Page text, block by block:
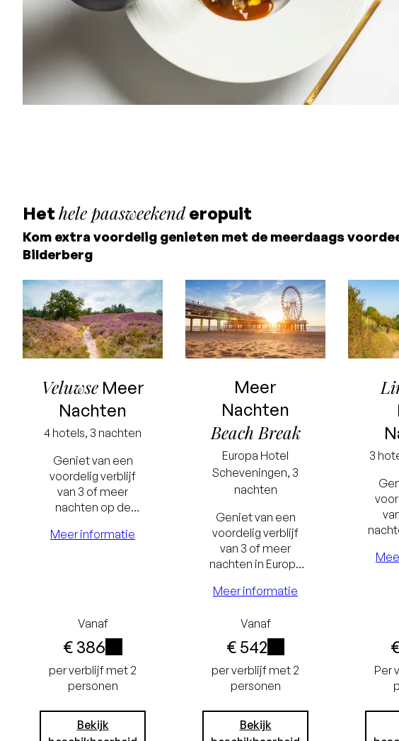
Laagste prijsgarantie
Gratis annuleren tot
24 uur voor aankomst
Het hele paasweekenderopuit
Kom extra voordelig genieten met de meerdaags
Bilderberg
VeluwseMeer
Nachten
4 hotels, 3 nachten
Geniet van een
voordelig verblijf
van 3 of meer
nachten op de
het verblijf, hoe
Meer informatie
Vanaf
€ 386
i
Laagste
prijsgarantie
Gratis
aankomst
Geen
creditcard
nodig, u
betaalt in het
per verblijf met 2
personen
Bekijk
Meer
Nachten
Beach Break
Europa Hotel
Scheveningen, 3
nachten
Geniet van een
voordelig verblijf
van 3 of meer
nachten in Europa
Scheveningen. Hoe
hoe groter het
voordeel.
Meer informatie
Vanaf
€ 542
i
Laagste
prijsgarantie
Gratis
annuleren tot
24 uur voor
aankomst
Geen
per verblijf met 2
personen
Bekijk
3
Per